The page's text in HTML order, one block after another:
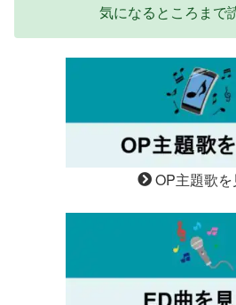
気になるところまで
OP主題歌を